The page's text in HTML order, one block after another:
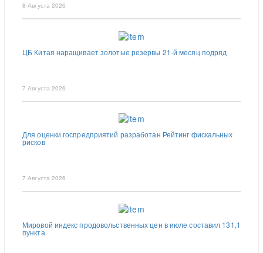
8 Августа 2026
ЦБ Китая наращивает золотые резервы 21-й месяц подряд
7 Августа 2026
Для оценки госпредприятий разработан Рейтинг фискальных
рисков
7 Августа 2026
Мировой индекс продовольственных цен в июле составил 131,1
пункта